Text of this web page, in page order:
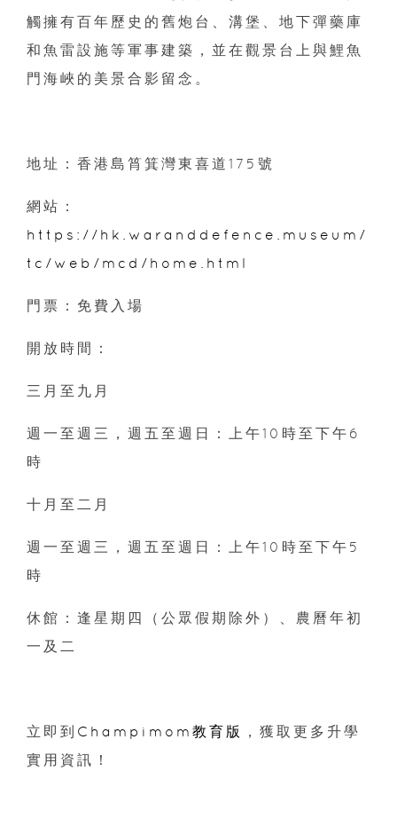
觸擁有百年歷史的舊炮台、溝堡、地下彈藥庫
和魚雷設施等軍事建築，並在觀景台上與鯉魚
門海峽的美景合影留念。
地址：香港島筲箕灣東喜道175號
網站：
https://hk.waranddefence.museum/
tc/web/mcd/home.html
門票：免費入場
開放時間：
三月至九月
週一至週三，週五至週日：上午10時至下午6
時
十月至二月
週一至週三，週五至週日：上午10時至下午5
時
休館：逢星期四（公眾假期除外）、農曆年初
一及二
立即到 Champimom教育版
，獲取更多升學
實用資訊！